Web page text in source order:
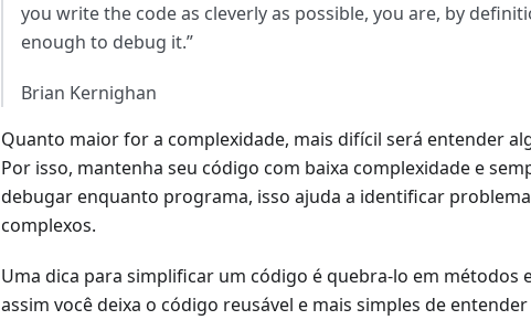
you write the code as cleverly as possible, you are, by
enough to debug it.”
Brian Kernighan
Quanto maior for a complexidade, mais difícil será entender
Por isso, mantenha seu código com baixa complexidade e
debugar enquanto programa, isso ajuda a identificar
complexos.
Uma dica para simplificar um código é quebra-lo em métodos
assim você deixa o código reusável e mais simples de